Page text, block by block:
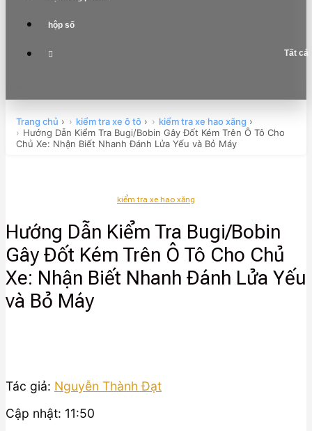
hộp số
Tất cả
Trang chủ › kiểm tra xe ô tô › kiểm tra xe hao xăng ›
Hướng Dẫn Kiểm Tra Bugi/Bobin Gây Đốt Kém Trên Ô Tô Cho
Chủ Xe: Nhận Biết Nhanh Đánh Lửa Yếu và Bỏ Máy
kiểm tra xe hao xăng
Hướng Dẫn Kiểm Tra Bugi/Bobin
Gây Đốt Kém Trên Ô Tô Cho Chủ
Xe: Nhận Biết Nhanh Đánh Lửa Yếu
và Bỏ Máy
Tác giả: Nguyễn Thành Đạt
Cập nhật: 11:50